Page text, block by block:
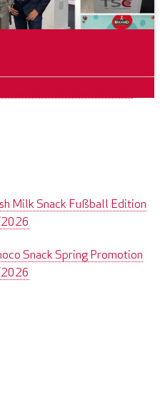
Milk Snack Fußball Edition
Snack Spring Promotion